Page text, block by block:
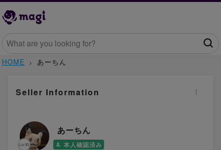
HOME あーちん
Seller Information
あーちん
本人確認済み